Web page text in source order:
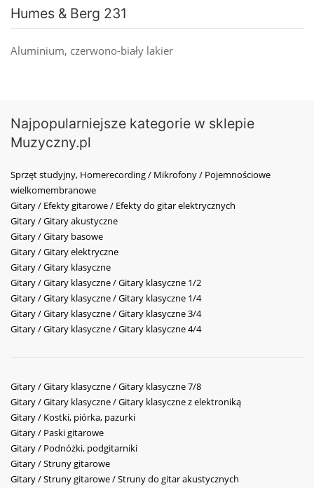
Humes & Berg 231
Aluminium, czerwono-biały lakier
Najpopularniejsze kategorie w sklepie
Muzyczny.pl
Sprzęt studyjny, Homerecording / Mikrofony / Pojemnościowe
wielkomembranowe
Gitary / Efekty gitarowe / Efekty do gitar elektrycznych
Gitary / Gitary akustyczne
Gitary / Gitary basowe
Gitary / Gitary elektryczne
Gitary / Gitary klasyczne
Gitary / Gitary klasyczne / Gitary klasyczne 1/2
Gitary / Gitary klasyczne / Gitary klasyczne 1/4
Gitary / Gitary klasyczne / Gitary klasyczne 3/4
Gitary / Gitary klasyczne / Gitary klasyczne 4/4
Gitary / Gitary klasyczne / Gitary klasyczne 7/8
Gitary / Gitary klasyczne / Gitary klasyczne z elektroniką
Gitary / Kostki, piórka, pazurki
Gitary / Paski gitarowe
Gitary / Podnóżki, podgitarniki
Gitary / Struny gitarowe
Gitary / Struny gitarowe / Struny do gitar akustycznych